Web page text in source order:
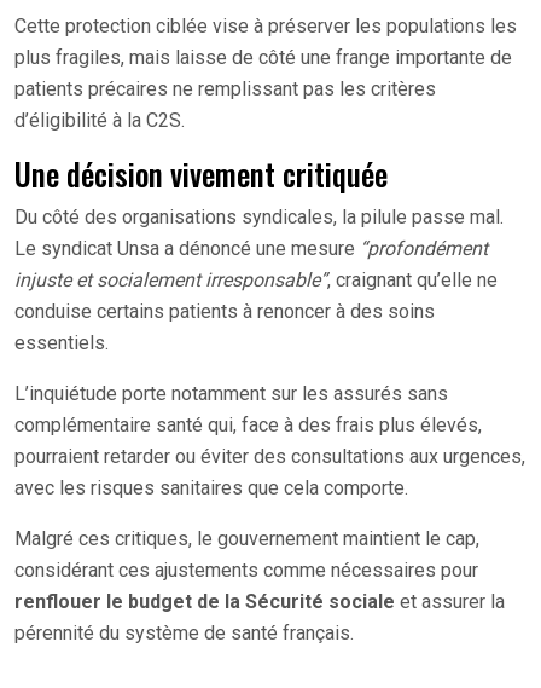
Cette protection ciblée vise à préserver les populations les
plus fragiles, mais laisse de côté une frange importante de
patients précaires ne remplissant pas les critères
d’éligibilité à la C2S.
Une décision vivement critiquée
Du côté des organisations syndicales, la pilule passe mal.
Le syndicat Unsa a dénoncé une mesure “profondément
injuste et socialement irresponsable”, craignant qu’elle ne
conduise certains patients à renoncer à des soins
essentiels.
L’inquiétude porte notamment sur les assurés sans
complémentaire santé qui, face à des frais plus élevés,
pourraient retarder ou éviter des consultations aux urgences,
avec les risques sanitaires que cela comporte.
Malgré ces critiques, le gouvernement maintient le cap,
considérant ces ajustements comme nécessaires pour
renflouer le budget de la Sécurité sociale et assurer la
pérennité du système de santé français.